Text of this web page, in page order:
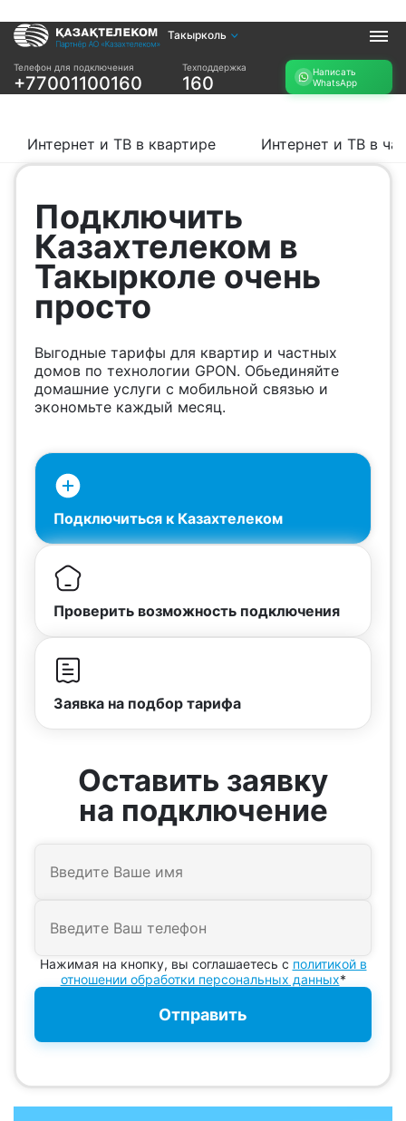
Такырколь
Телефон для подключения
+77001100160
Техподдержка
160
Написать
WhatsApp
Услуги
Интернет и ТВ в
частном доме
Интернет в офис
Проверить
возможность
подключения
Проверить
возможность
подключения по
названию ЖК
Новости
Акции
Заявка на
подбор тарифа
Интернет и ТВ в квартире Интернет и ТВ в
Подключить
Казахтелеком в
Такырколе очень
просто
Выгодные тарифы для квартир и частных
домов по технологии GPON. Обьединяйте
домашние услуги с мобильной связью и
экономьте каждый месяц.
Подключиться к Казахтелеком
Проверить возможность подключения
Заявка на подбор тарифа
Оставить заявку
на подключение
Нажимая на кнопку, вы соглашаетесь с политикой в
отношении обработки персональных данных*